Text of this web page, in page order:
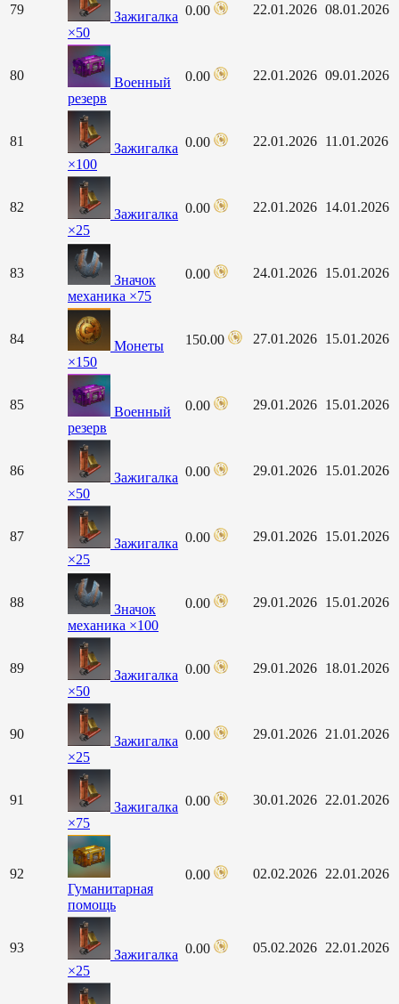
79
Зажигалка
×50
0.00 22.01.2026 08.01.2026
80
Военный
резерв
0.00 22.01.2026 09.01.2026
81
Зажигалка
×100
0.00 22.01.2026 11.01.2026
82
Зажигалка
×25
0.00 22.01.2026 14.01.2026
83
Значок
механика ×75
0.00 24.01.2026 15.01.2026
84
Монеты
×150
150.00 27.01.2026 15.01.2026
85
Военный
резерв
0.00 29.01.2026 15.01.2026
86
Зажигалка
×50
0.00 29.01.2026 15.01.2026
87
Зажигалка
×25
0.00 29.01.2026 15.01.2026
88
Значок
механика ×100
0.00 29.01.2026 15.01.2026
89
Зажигалка
×50
0.00 29.01.2026 18.01.2026
90
Зажигалка
×25
0.00 29.01.2026 21.01.2026
91
Зажигалка
×75
0.00 30.01.2026 22.01.2026
92
Гуманитарная
помощь
0.00 02.02.2026 22.01.2026
93
Зажигалка
×25
0.00 05.02.2026 22.01.2026